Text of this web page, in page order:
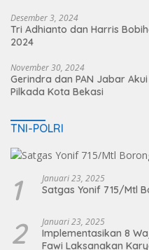
Desember 3, 2024
Tri Adhianto dan Harris
2024
November 30, 2024
Gerindra dan PAN Jabar
Pilkada Kota Bekasi
TNI-POLRI
1 Januari 23, 2025
Satgas Yonif 715/Mtl
2 Januari 23, 2025
Implementasikan 8
Fawi Laksanakan